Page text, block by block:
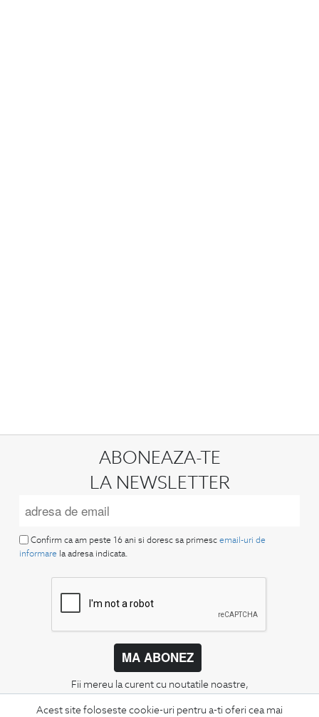
Acest site foloseste cookie-uri pentru a-ti oferi cea mai
ABONEAZA-TE
LA NEWSLETTER
Confirm ca am peste 16 ani si doresc sa primesc email-uri de
informare la adresa indicata.
MA ABONEZ
Fii mereu la curent cu noutatile noastre,
oferte speciale si trenduri in moda masculina.